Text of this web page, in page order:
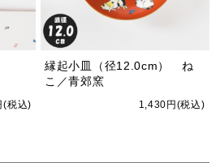
(税込)
縁起小皿（径12.0cm） ね
こ／青郊窯
1,430円(税込)